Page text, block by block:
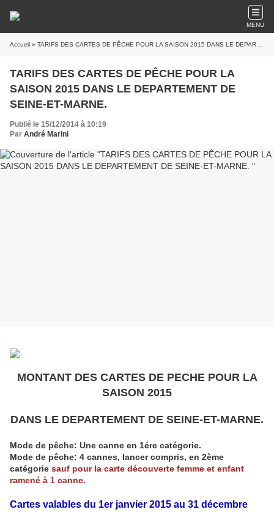
MENU
Accueil » TARIFS DES CARTES DE PÊCHE POUR LA SAISON 2015 DANS LE DEPARTEMENT DE SEINE-ET-MARNE.
TARIFS DES CARTES DE PÊCHE POUR LA
SAISON 2015 DANS LE DEPARTEMENT DE
SEINE-ET-MARNE.
Publié le 15/12/2014 à 10:19
Par André Marini
MONTANT DES CARTES DE PECHE POUR LA
SAISON 2015
DANS LE DEPARTEMENT DE SEINE-ET-MARNE.
Mode de pêche: Une canne en 1ére catégorie.
Mode de pêche: 4 cannes, lancer compris, en 2ème
catégorie sauf pour la carte découverte femme et enfant
ramené à 1 canne.
Cartes valables du 1er janvier 2015 au 31 décembre